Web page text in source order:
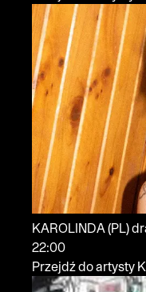
KAROLINDA (PL)
22:00
Przejdź do artysty